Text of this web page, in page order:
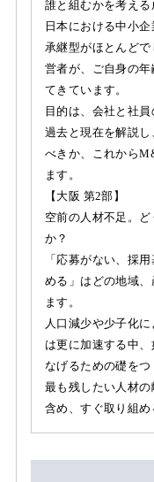
誰と組むかを考え
日本における中小
承継型がほとんど
営者が、ご自身の
てきています。
目的は、会社と社
過去と現在を解説
べきか、これから
ます。
【大阪 第2部】
空前の人材不足。
か？
「応募がない、採
める」はどの地域
ます。
人口減少や少子化
は更に加速する中
なげるための礎をつ
最も残したい人材
含め、すぐ取り組め